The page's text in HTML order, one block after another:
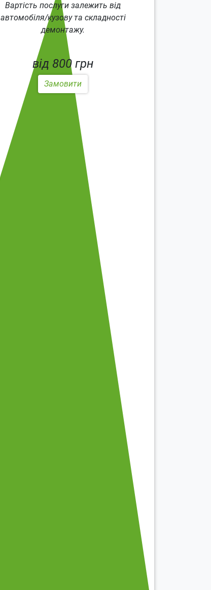
Вартість послуги залежить від
автомобіля/кузову та складності
демонтажу.
від 800 грн
Замовити